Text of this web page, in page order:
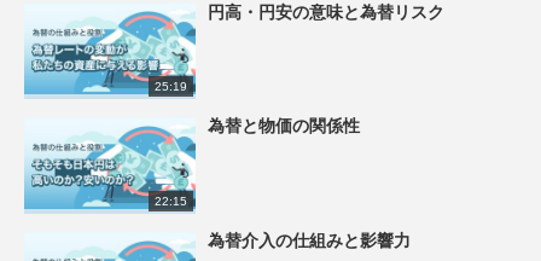
25:19
円高・円安の意味と為替リスク
22:15
為替と物価の関係性
為替介入の仕組みと影響力